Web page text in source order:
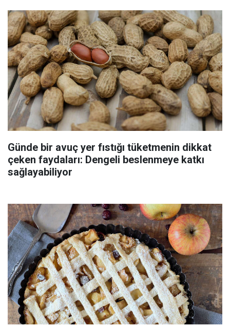
Günde bir avuç yer fıstığı tüketmenin dikkat
çeken faydaları: Dengeli beslenmeye katkı
sağlayabiliyor